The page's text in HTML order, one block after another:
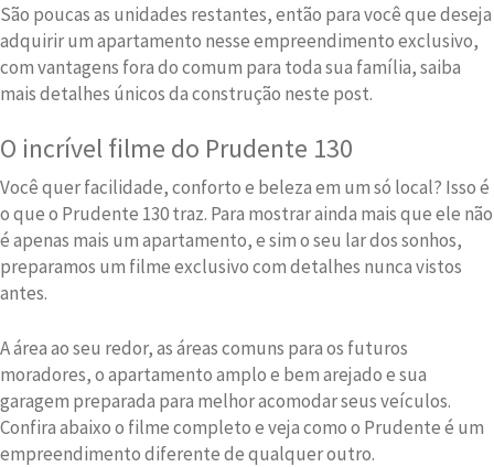
São poucas as unidades restantes, então para você que deseja
adquirir um apartamento nesse empreendimento exclusivo,
com vantagens fora do comum para toda sua família, saiba
mais detalhes únicos da construção neste post.
O incrível filme do Prudente 130
Você quer facilidade, conforto e beleza em um só local? Isso é
o que o Prudente 130 traz. Para mostrar ainda mais que ele não
é apenas mais um apartamento, e sim o seu lar dos sonhos,
preparamos um filme exclusivo com detalhes nunca vistos
antes.
A área ao seu redor, as áreas comuns para os futuros
moradores, o apartamento amplo e bem arejado e sua
garagem preparada para melhor acomodar seus veículos.
Confira abaixo o filme completo e veja como o Prudente é um
empreendimento diferente de qualquer outro.